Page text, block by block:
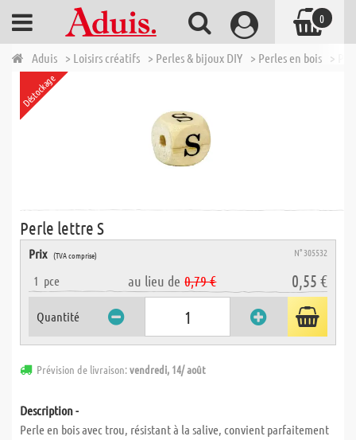
Aduis > Loisirs créatifs > Perles & bijoux DIY > Perles en bois >
Déstockage
Perle lettre S
Prix (TVA comprise) N° 305532
1 pce au lieu de 0,79 € 0,55 €
Quantité
Prévision de livraison:vendredi, 14/ août
Description -
Perle en bois avec trou, résistant à la salive, convient parfaitement
0